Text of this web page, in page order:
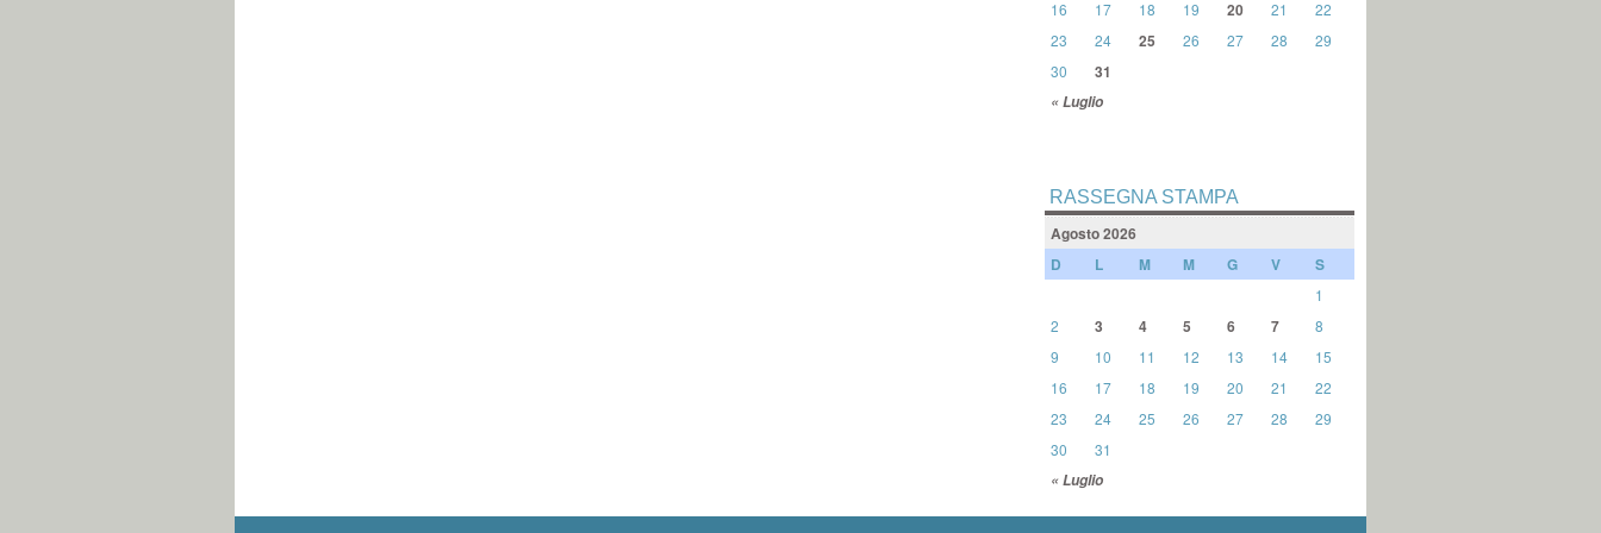
« Luglio
16
17 18 19 20 21
22
23
24 25 26 27 28
29
30
31
RASSEGNA STAMPA
Agosto 2026
D
L M M G V S
« Luglio
1
2
3 4 5 6 7
8
9
10 11 12 13 14
15
16
17 18 19 20 21
22
23
24 25 26 27 28
29
30
31